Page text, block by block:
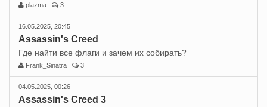
plazma 3
16.05.2025, 20:45
Assassin's Creed
Где найти все флаги и зачем их собирать?
Frank_Sinatra 3
04.05.2025, 00:26
Assassin's Creed 3